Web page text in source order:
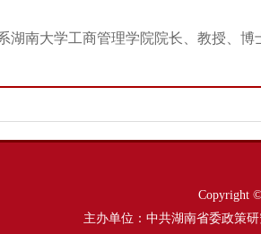
湖南大学工商管理学院院长、教授、博
Copyright
主办单位：中共湖南省委政策